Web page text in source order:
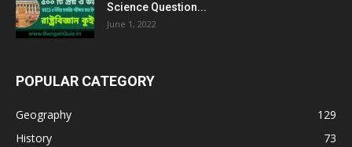
Science Question...
June 1, 2022
POPULAR CATEGORY
Geography
129
History
73